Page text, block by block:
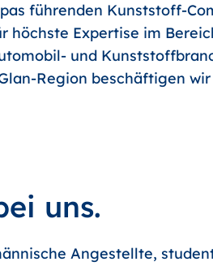
führenden Kunststoff-
höchste Expertise im
und
Region beschäftigen
uns.
Angestellte,